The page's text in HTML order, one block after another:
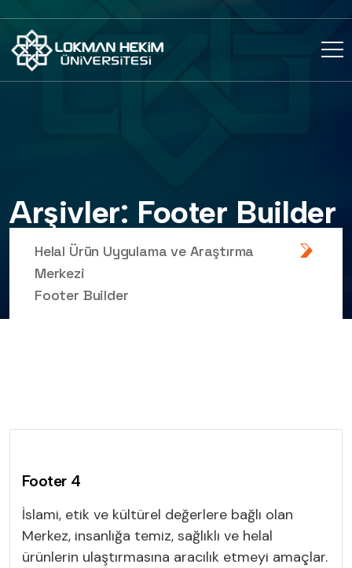
Arşivler: Footer Builder
Helal Ürün Uygulama ve Araştırma
Merkezi
Footer Builder
Footer 4
İslami, etik ve kültürel değerlere bağlı olan
Merkez, insanlığa temiz, sağlıklı ve helal
ürünlerin ulaştırmasına aracılık etmeyi amaçlar.